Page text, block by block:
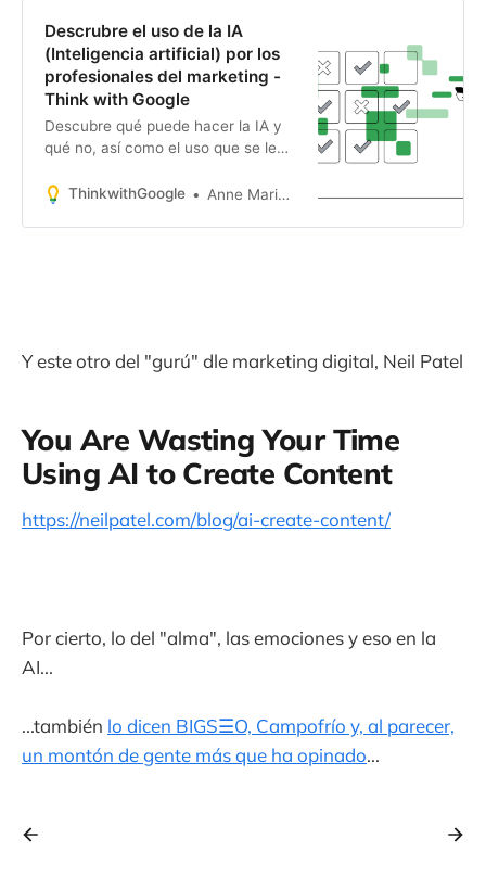
Descrubre el uso de la IA
(Inteligencia artificial) por los
profesionales del marketing -
Think with Google
Descubre qué puede hacer la IA y
qué no, así como el uso que se le
de marketing.
ThinkwithGoogle Anne Marie Nelson-Bogle VP of Ads Marketing YouTube
Y este otro del "gurú" dle marketing digital, Neil Patel
You Are Wasting Your Time
Using AI to Create Content
https://neilpatel.com/blog/ai-create-content/
Por cierto, lo del "alma", las emociones y eso en la
AI...
...también lo dicen BIGS☰O, Campofrío y, al parecer,
un montón de gente más que ha opinado...